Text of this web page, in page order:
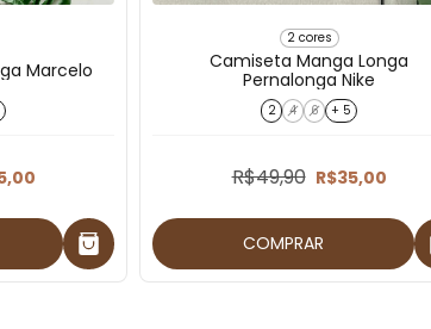
Marcelo
2 cores
Camiseta Manga Longa
Pernalonga Nike
2 4 6 + 5
R$49,90 R$35,00
COMPRAR